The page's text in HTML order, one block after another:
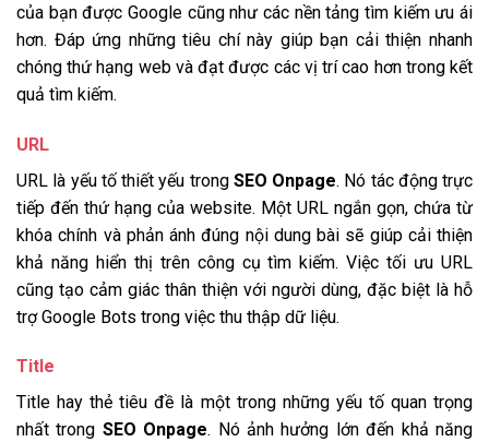
của bạn được Google cũng như các nền tảng tìm kiếm ưu ái
hơn. Đáp ứng những tiêu chí này giúp bạn cải thiện nhanh
chóng thứ hạng web và đạt được các vị trí cao hơn trong kết
quả tìm kiếm.
URL
URL là yếu tố thiết yếu trong SEO Onpage. Nó tác động trực
tiếp đến thứ hạng của website. Một URL ngắn gọn, chứa từ
khóa chính và phản ánh đúng nội dung bài sẽ giúp cải thiện
khả năng hiển thị trên công cụ tìm kiếm. Việc tối ưu URL
cũng tạo cảm giác thân thiện với người dùng, đặc biệt là hỗ
trợ Google Bots trong việc thu thập dữ liệu.
Title
Title hay thẻ tiêu đề là một trong những yếu tố quan trọng
nhất trong SEO Onpage. Nó ảnh hưởng lớn đến khả năng